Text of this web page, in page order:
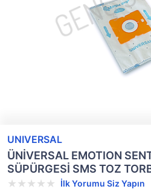
UNIVERSAL
ÜNİVERSAL EMOTION
SÜPÜRGESİ SMS TOZ
İlk Yorumu Siz Yapın